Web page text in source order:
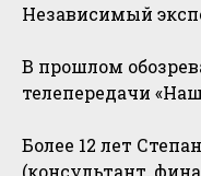
Независимый
В прошлом
телепередачи
Более 12 лет
(консультант,